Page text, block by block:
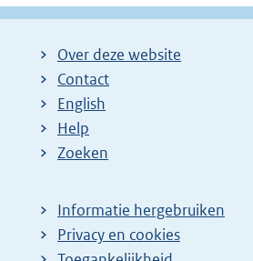
Over deze website
Contact
English
Help
Zoeken
Informatie hergebruiken
Privacy en cookies